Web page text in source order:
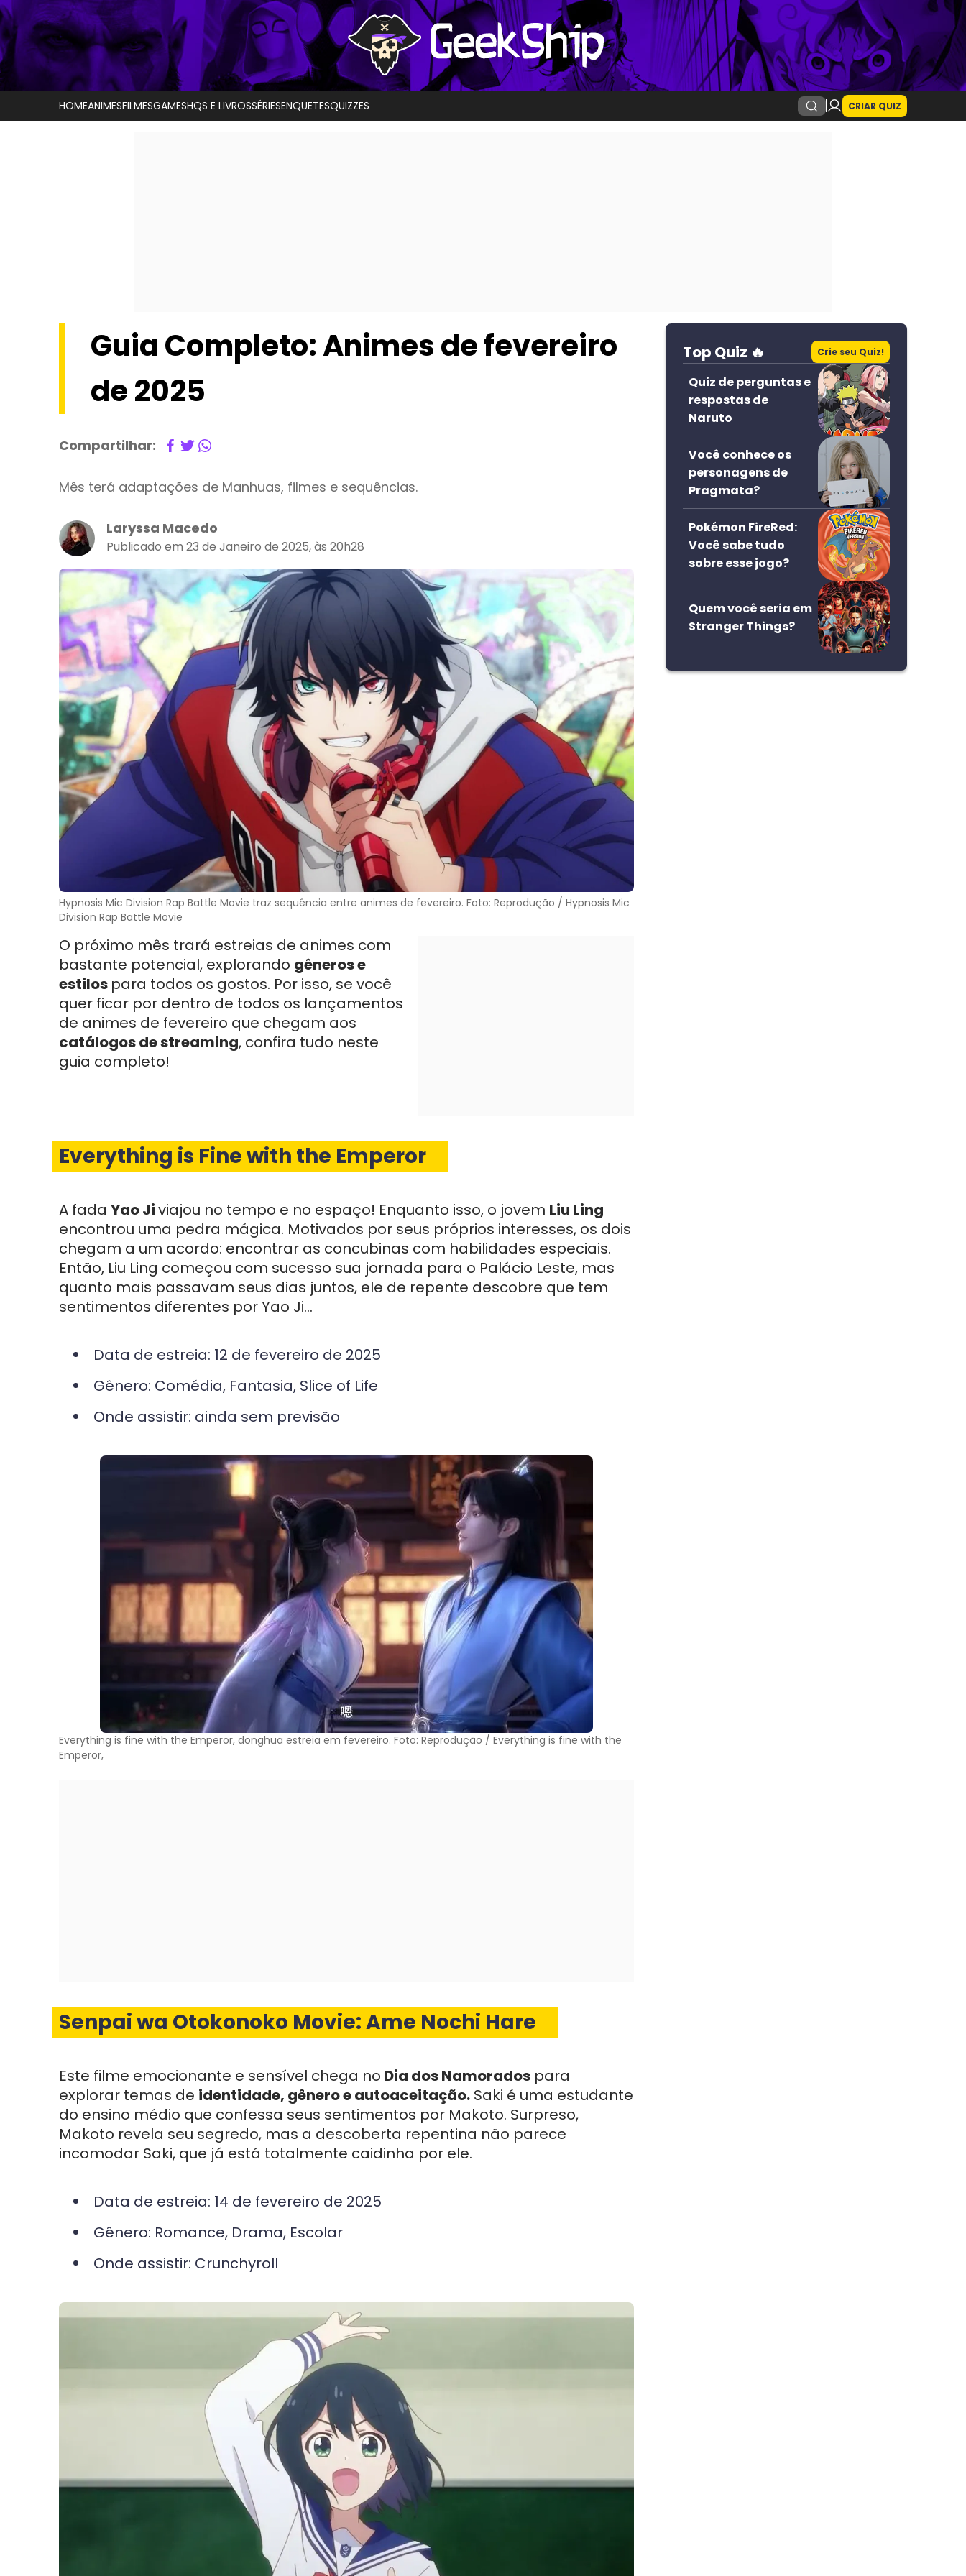
HOMEANIMESFILMESGAMESHQS E LIVROSSÉRIESENQUETESQUIZZES CRIAR QUIZ
Guia Completo: Animes de fevereiro
de 2025
Compartilhar:
Mês terá adaptações de Manhuas, filmes e sequências.
Laryssa Macedo
Publicado em 23 de Janeiro de 2025, às 20h28
Hypnosis Mic Division Rap Battle Movie traz sequência entre animes de fevereiro. Foto: Reprodução / Hypnosis Mic
Division Rap Battle Movie
O próximo mês trará estreias de animes com
bastante potencial, explorando gêneros e
estilos para todos os gostos. Por isso, se você
quer ficar por dentro de todos os lançamentos
de animes de fevereiro que chegam aos
catálogos de streaming, confira tudo neste
guia completo!
Everything is Fine with the Emperor
A fada Yao Jiviajou no tempo e no espaço! Enquanto isso, o jovem Liu Ling
encontrou uma pedra mágica. Motivados por seus próprios interesses, os dois
chegam a um acordo: encontrar as concubinas com habilidades especiais.
Então, Liu Ling começou com sucesso sua jornada para o Palácio Leste, mas
quanto mais passavam seus dias juntos, ele de repente descobre que tem
sentimentos diferentes por Yao Ji…
Data de estreia: 12 de fevereiro de 2025
Gênero: Comédia, Fantasia, Slice of Life
Onde assistir: ainda sem previsão
Everything is fine with the Emperor, donghua estreia em fevereiro. Foto: Reprodução / Everything is fine with the
Emperor,
Senpai wa Otokonoko Movie: Ame Nochi Hare
Este filme emocionante e sensível chega no Dia dos Namorados para
explorar temas de identidade, gênero e autoaceitação. Saki é uma estudante
do ensino médio que confessa seus sentimentos por Makoto. Surpreso,
Makoto revela seu segredo, mas a descoberta repentina não parece
incomodar Saki, que já está totalmente caidinha por ele.
Data de estreia: 14 de fevereiro de 2025
Gênero: Romance, Drama, Escolar
Onde assistir: Crunchyroll
Top Quiz 🔥 Crie seu Quiz!
Quiz de perguntas e
respostas de
Naruto
Você conhece os
personagens de
Pragmata?
Pokémon FireRed:
Você sabe tudo
sobre esse jogo?
Quem você seria em
Stranger Things?